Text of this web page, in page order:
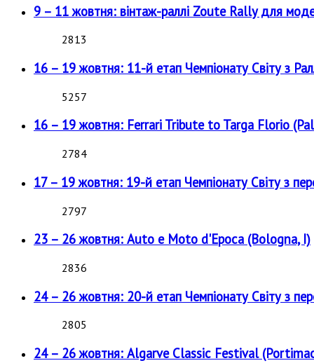
9 – 11 жовтня: вінтаж-раллі Zoute Rally для
2813
16 – 19 жовтня: 11-й етап Чемпіонату Світу з
5257
16 – 19 жовтня: Ferrari Tribute to Targa Florio
2784
17 – 19 жовтня: 19-й етап Чемпіонату Світу з
2797
23 – 26 жовтня: Auto e Moto d'Epoca (Bologna, I)
2836
24 – 26 жовтня: 20-й етап Чемпіонату Світу з
2805
24 – 26 жовтня: Algarve Classic Festival